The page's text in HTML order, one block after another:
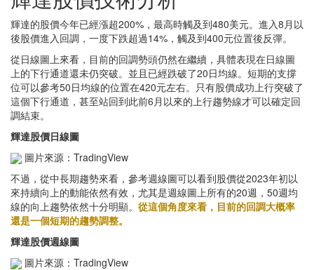
輝達的股價今年已經漲超200%，最高時觸及到480美元。進入8月以
後股價進入回調，一度下跌超過14%，觸及到400元位置後反彈。
從日線圖上來看，目前的回調勢頭仍然在繼續，具體表現在日線圖
上的下行通道還未仍突破。並且已經跌破了20日均線。短期的支撐
位可以參考50日均線的位置在420元左右。只有股價成功上行突破了
這個下行通道，甚至站回到此前6月以來的上行趨勢線才可以確定回
調結束。
輝達股價日線圖
圖片來源：TradingView
不過，從中長期趨勢來看，參考週線圖可以看到股價從2023年初以
來持續向上的動能依然有效，尤其是週線圖上所有的20週，50週均
線的向上趨勢依然十分明顯。 從這個角度來看，目前的回調大概率
還是一個短期的趨勢調整。
輝達股價週線圖
圖片來源：TradingView